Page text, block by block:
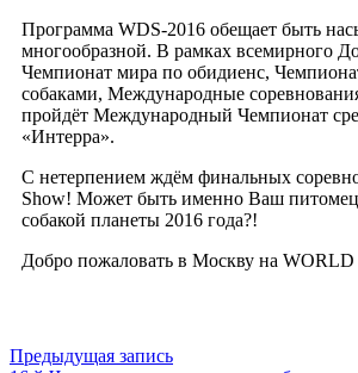
Программа WDS-2016 обещает быть
многообразной. В рамках всемирного
Чемпионат мира по обидиенс,
собаками, Международные
пройдёт Международный Чемпионат
«Интерра».
С нетерпением ждём финальных
Show! Может быть именно Ваш питомец
собакой планеты 2016 года?!
Добро пожаловать в Москву на
Предыдущая запись